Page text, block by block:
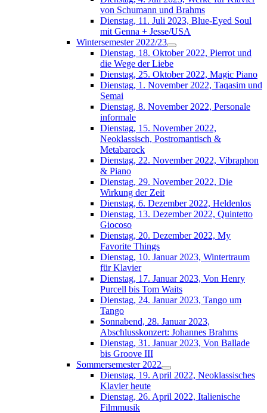
von Schumann und Brahms
Dienstag, 11. Juli 2023, Blue-Eyed Soul
mit Genna + Jesse/USA
Wintersemester 2022/23
Dienstag, 18. Oktober 2022, Pierrot und
die Wege der Liebe
Dienstag, 25. Oktober 2022, Magic Piano
Dienstag, 1. November 2022, Taqasim und
Semai
Dienstag, 8. November 2022, Personale
informale
Dienstag, 15. November 2022,
Neoklassisch, Postromantisch &
Metabarock
Dienstag, 22. November 2022, Vibraphon
& Piano
Dienstag, 29. November 2022, Die
Wirkung der Zeit
Dienstag, 6. Dezember 2022, Heldenlos
Dienstag, 13. Dezember 2022, Quintetto
Giocoso
Dienstag, 20. Dezember 2022, My
Favorite Things
Dienstag, 10. Januar 2023, Wintertraum
für Klavier
Dienstag, 17. Januar 2023, Von Henry
Purcell bis Tom Waits
Dienstag, 24. Januar 2023, Tango um
Tango
Sonnabend, 28. Januar 2023,
Abschlusskonzert: Johannes Brahms
Dienstag, 31. Januar 2023, Von Ballade
bis Groove III
Sommersemester 2022
Dienstag, 19. April 2022, Neoklassisches
Klavier heute
Dienstag, 26. April 2022, Italienische
Filmmusik